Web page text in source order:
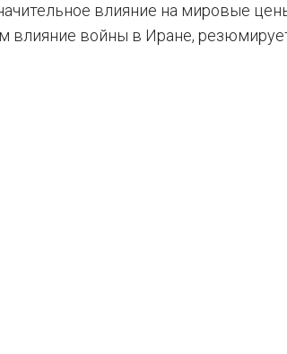
влияние на мировые
влияние войны в Иране,